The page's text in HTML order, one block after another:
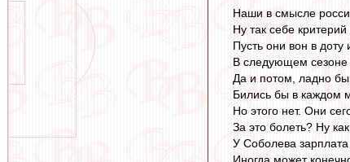
Наши в смысле
Ну так себе
Пусть они вон в доту
В следующем сезоне
Да и потом, ладно
Бились бы в каждом
Но этого нет. Они
За это болеть? Ну
У Соболева зарплата